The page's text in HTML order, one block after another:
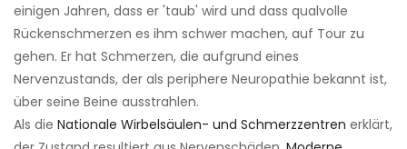
einigen Jahren, dass er 'taub' wird und dass qualvolle
Rückenschmerzen es ihm schwer machen, auf Tour zu
gehen. Er hat Schmerzen, die aufgrund eines
Nervenzustands, der als periphere Neuropathie bekannt ist,
über seine Beine ausstrahlen.
Als die Nationale Wirbelsäulen- und Schmerzzentren erklärt,